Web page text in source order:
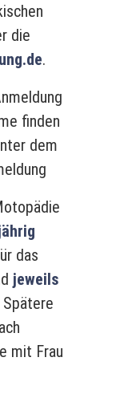
die
.
finden
dem
das
jeweils
mit Frau